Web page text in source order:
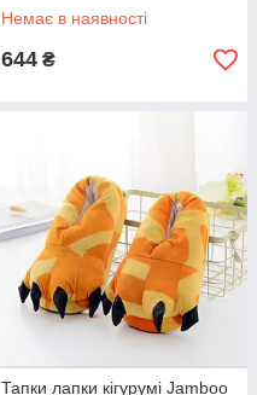
Немає в наявності
644 ₴
Тапки лапки кігурумі Jamboo